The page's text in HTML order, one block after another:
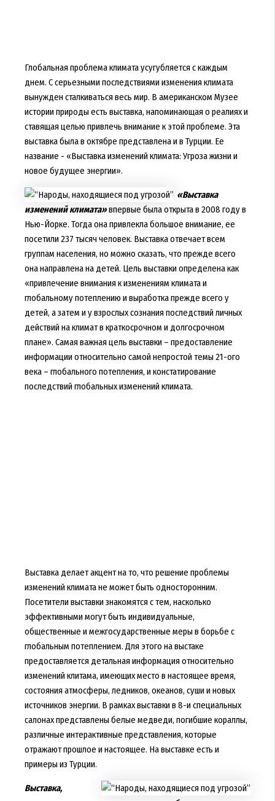
Глобальная проблема климата усугубляется с каждым
днем. С серьезными последствиями изменения климата
вынужден сталкиваться весь мир. В американском Музее
истории природы есть выставка, напоминающая о реалиях и
ставящая целью привлечь внимание к этой проблеме. Эта
выставка была в октябре представлена и в Турции. Ее
название - «Выставка изменений климата: Угроза жизни и
новое будущее энергии».
«Выставка
изменений климата»впервые была открыта в 2008 году в
Нью-Йорке. Тогда она привлекла большое внимание, ее
посетили 237 тысяч человек. Выставка отвечает всем
группам населения, но можно сказать, что прежде всего
она направлена на детей. Цель выставки определена как
«привлечение внимания к изменениям климата и
глобальному потеплению и выработка прежде всего у
детей, а затем и у взрослых сознания последствий личных
действий на климат в краткосрочном и долгосрочном
плане». Самая важная цель выставки – предоставление
информации относительно самой непростой темы 21-ого
века – глобального потепления, и констатирование
последствий глобальных изменений климата.
Выставка делает акцент на то, что решение проблемы
изменений климата не может быть односторонним.
Посетители выставки знакомятся с тем, насколько
эффективными могут быть индивидуальные,
общественные и межгосударственные меры в борьбе с
глобальным потеплением. Для этого на выстаке
предоставляется детальная информация относительно
изменений клитама, имеющих место в настоящее время,
состояния атмосферы, ледников, океанов, суши и новых
источников энергии. В рамках выставки в 8-и специальных
салонах представлены белые медведи, погибшие кораллы,
различные интерактивные представления, которые
отражают прошлое и настоящее. На выставке есть и
примеры из Турции.
Выставка,